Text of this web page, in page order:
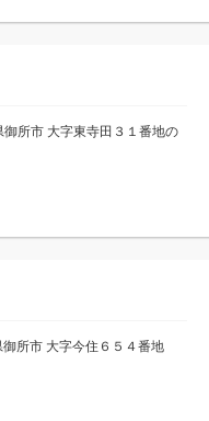
所市 大字東寺田３１番地の
所市 大字今住６５４番地